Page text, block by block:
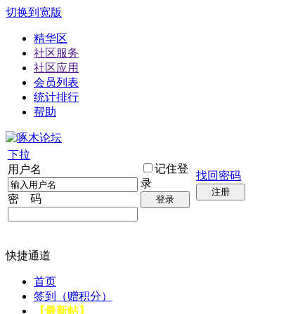
切换到宽版
精华区
社区服务
社区应用
会员列表
统计排行
帮助
下拉
用户名
密 码
记住登
录
登录
找回密码
注册
快捷通道
首页
签到（赠积分）
【最新帖】